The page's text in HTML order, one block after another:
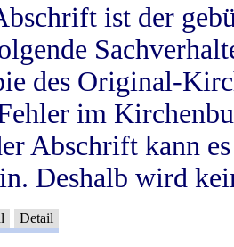
ist der
des Original-
im
Abschrift kann
Deshalb wird
Detail